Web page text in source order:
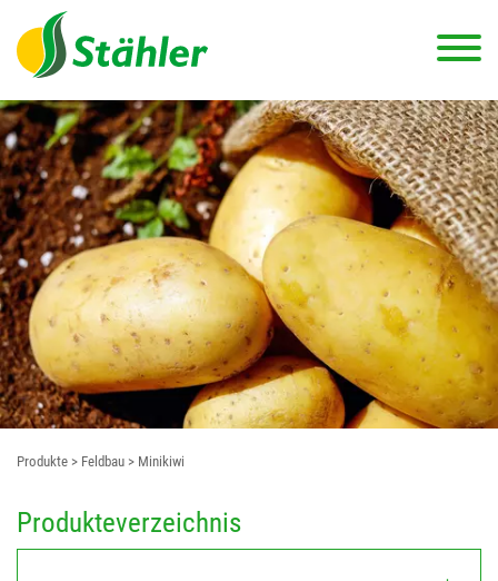
Produkte > Feldbau > Minikiwi
Produkteverzeichnis